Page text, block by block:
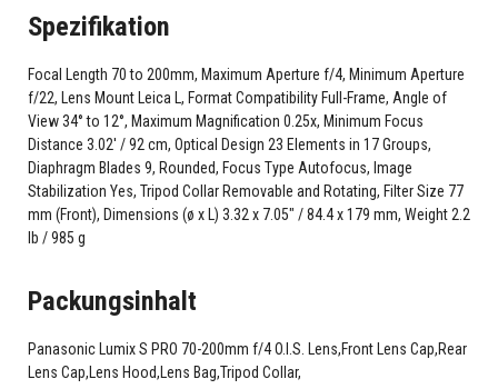
Spezifikation
Focal Length 70 to 200mm, Maximum Aperture f/4, Minimum Aperture
f/22, Lens Mount Leica L, Format Compatibility Full-Frame, Angle of
View 34° to 12°, Maximum Magnification 0.25x, Minimum Focus
Distance 3.02' / 92 cm, Optical Design 23 Elements in 17 Groups,
Diaphragm Blades 9, Rounded, Focus Type Autofocus, Image
Stabilization Yes, Tripod Collar Removable and Rotating, Filter Size 77
mm (Front), Dimensions (ø x L) 3.32 x 7.05" / 84.4 x 179 mm, Weight 2.2
lb / 985 g
Packungsinhalt
Panasonic Lumix S PRO 70-200mm f/4 O.I.S. Lens,Front Lens Cap,Rear
Lens Cap,Lens Hood,Lens Bag,Tripod Collar,